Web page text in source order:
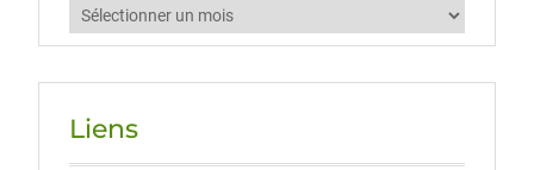
Archives
Liens